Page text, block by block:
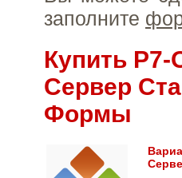
заполните
Купить
Сервер
Формы